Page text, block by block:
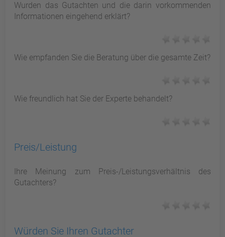
Wurden das Gutachten und die darin vorkommenden
Informationen eingehend erklärt?
Wie empfanden Sie die Beratung über die gesamte Zeit?
Wie freundlich hat Sie der Experte behandelt?
Preis/Leistung
Ihre Meinung zum Preis-/Leistungsverhältnis des
Gutachters?
Würden Sie Ihren Gutachter